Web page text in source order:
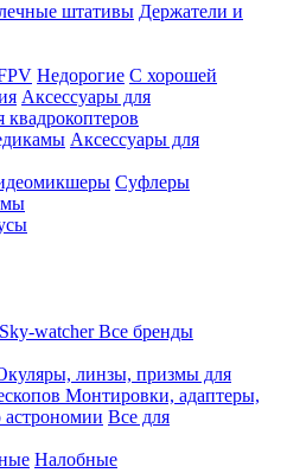
штативы Держатели и
Недорогие С хорошей
Аксессуары для
квадрокоптеров
Аксессуары для
Суфлеры
Sky-watcherВсе бренды
линзы, призмы для
Монтировки, адаптеры,
астрономии Все для
Налобные